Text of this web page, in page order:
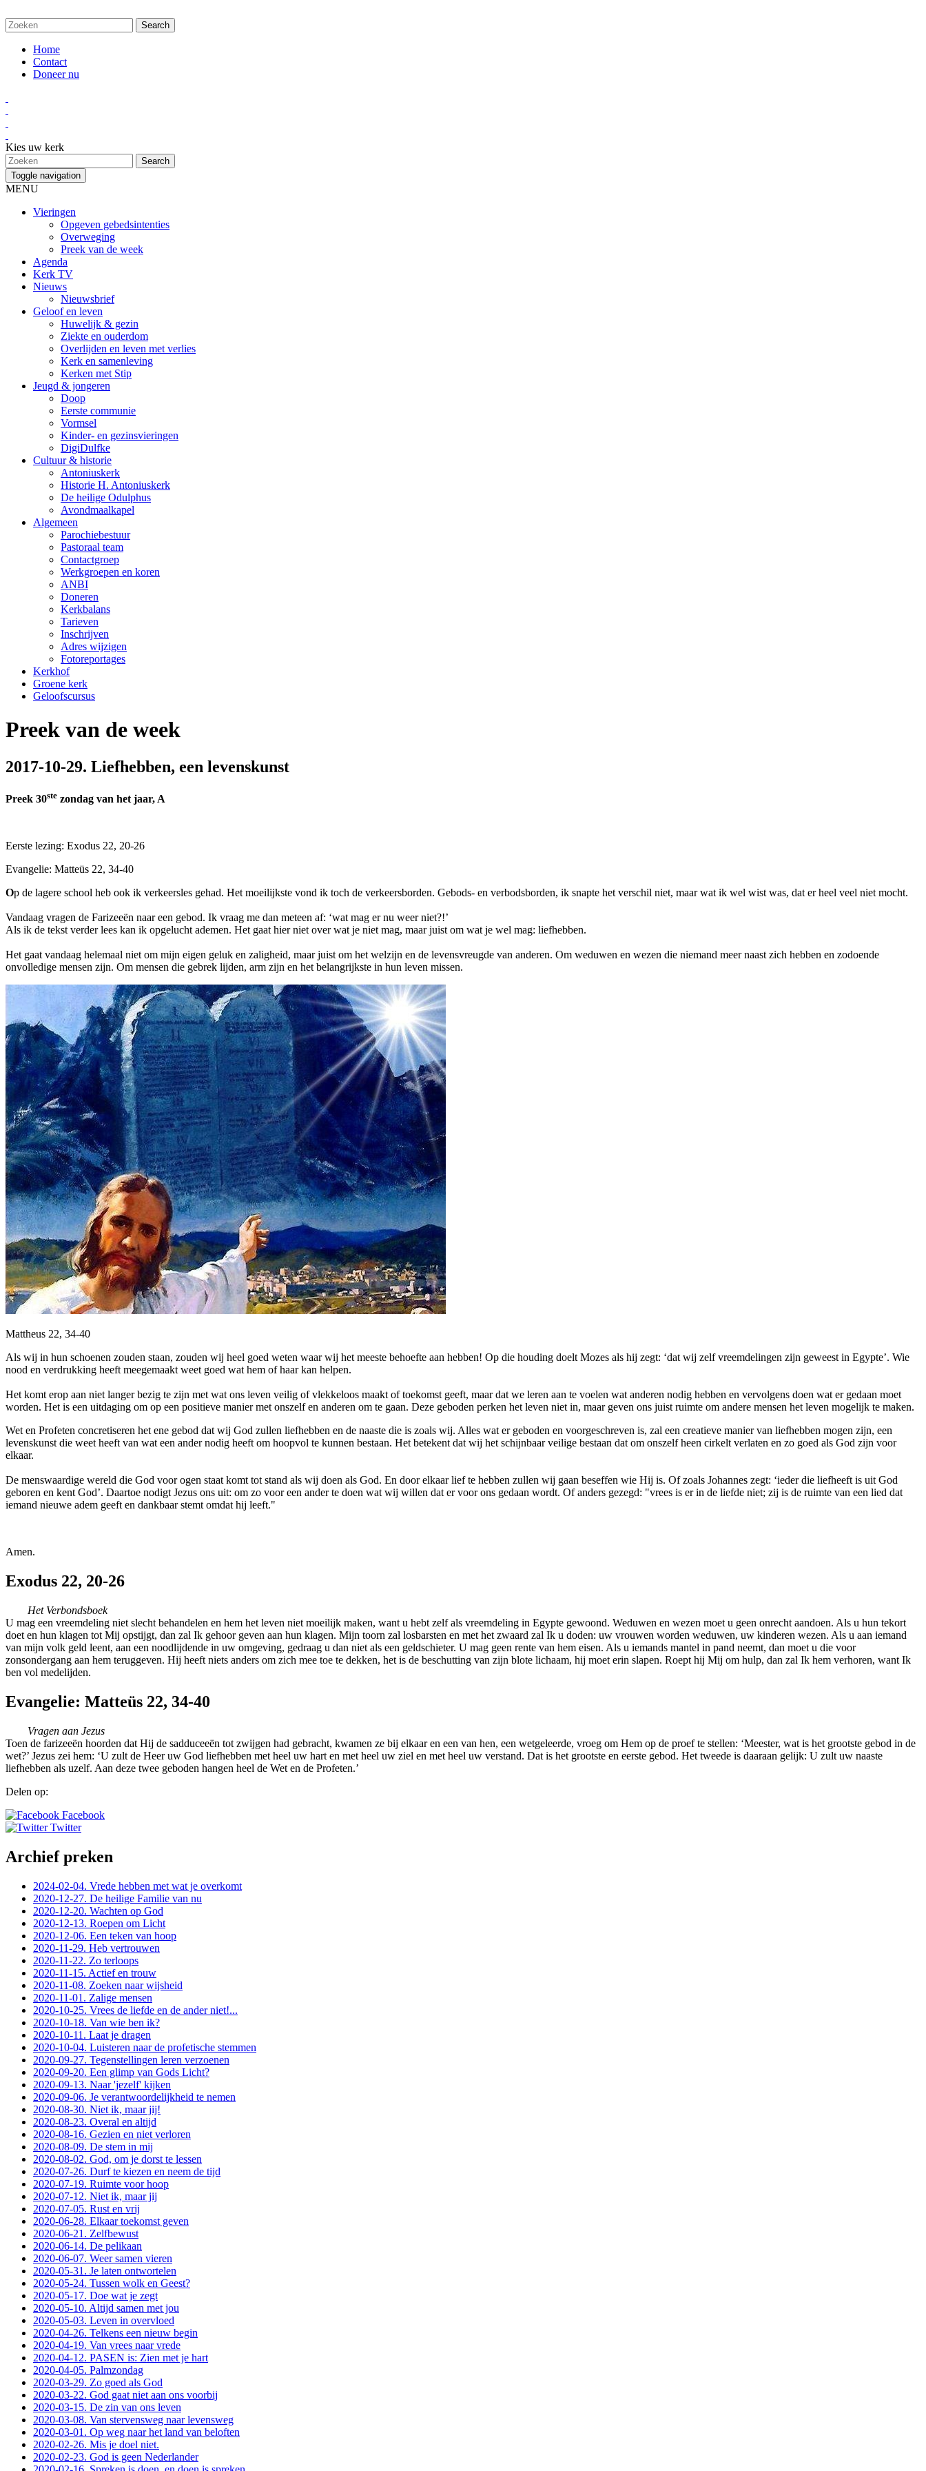
Home
Contact
Doneer nu
Kies uw kerk
Toggle navigation
MENU
Vieringen
Opgeven gebedsintenties
Overweging
Preek van de week
Agenda
Kerk TV
Nieuws
Nieuwsbrief
Geloof en leven
Huwelijk & gezin
Ziekte en ouderdom
Overlijden en leven met verlies
Kerk en samenleving
Kerken met Stip
Jeugd & jongeren
Doop
Eerste communie
Vormsel
Kinder- en gezinsvieringen
DigiDulfke
Cultuur & historie
Antoniuskerk
Historie H. Antoniuskerk
De heilige Odulphus
Avondmaalkapel
Algemeen
Parochiebestuur
Pastoraal team
Contactgroep
Werkgroepen en koren
ANBI
Doneren
Kerkbalans
Tarieven
Inschrijven
Adres wijzigen
Fotoreportages
Kerkhof
Groene kerk
Geloofscursus
Preek van de week
2017-10-29. Liefhebben, een levenskunst
Preek 30ste zondag van het jaar, A
Eerste lezing: Exodus 22, 20-26
Evangelie: Matteüs 22, 34-40
Op de lagere school heb ook ik verkeersles gehad. Het moeilijkste vond ik toch de verkeersborden. Gebods- en verbodsborden, ik snapte het verschil niet, maar wat ik wel wist was, dat er heel veel niet mocht.
Vandaag vragen de Farizeeën naar een gebod. Ik vraag me dan meteen af: ‘wat mag er nu weer niet?!’
Als ik de tekst verder lees kan ik opgelucht ademen. Het gaat hier niet over wat je niet mag, maar juist om wat je wel mag: liefhebben.
Het gaat vandaag helemaal niet om mijn eigen geluk en zaligheid, maar juist om het welzijn en de levensvreugde van anderen. Om weduwen en wezen die niemand meer naast zich hebben en zodoende
onvolledige mensen zijn. Om mensen die gebrek lijden, arm zijn en het belangrijkste in hun leven missen.
Mattheus 22, 34-40
Als wij in hun schoenen zouden staan, zouden wij heel goed weten waar wij het meeste behoefte aan hebben! Op die houding doelt Mozes als hij zegt: ‘dat wij zelf vreemdelingen zijn geweest in Egypte’. Wie
nood en verdrukking heeft meegemaakt weet goed wat hem of haar kan helpen.
Het komt erop aan niet langer bezig te zijn met wat ons leven veilig of vlekkeloos maakt of toekomst geeft, maar dat we leren aan te voelen wat anderen nodig hebben en vervolgens doen wat er gedaan moet
worden. Het is een uitdaging om op een positieve manier met onszelf en anderen om te gaan. Deze geboden perken het leven niet in, maar geven ons juist ruimte om andere mensen het leven mogelijk te maken.
Wet en Profeten concretiseren het ene gebod dat wij God zullen liefhebben en de naaste die is zoals wij. Alles wat er geboden en voorgeschreven is, zal een creatieve manier van liefhebben mogen zijn, een
levenskunst die weet heeft van wat een ander nodig heeft om hoopvol te kunnen bestaan. Het betekent dat wij het schijnbaar veilige bestaan dat om onszelf heen cirkelt verlaten en zo goed als God zijn voor
elkaar.
De menswaardige wereld die God voor ogen staat komt tot stand als wij doen als God. En door elkaar lief te hebben zullen wij gaan beseffen wie Hij is. Of zoals Johannes zegt: ‘ieder die liefheeft is uit God
geboren en kent God’. Daartoe nodigt Jezus ons uit: om zo voor een ander te doen wat wij willen dat er voor ons gedaan wordt. Of anders gezegd: "vrees is er in de liefde niet; zij is de ruimte van een lied dat
iemand nieuwe adem geeft en dankbaar stemt omdat hij leeft."
Amen.
Exodus 22, 20-26
Het Verbondsboek
U mag een vreemdeling niet slecht behandelen en hem het leven niet moeilijk maken, want u hebt zelf als vreemdeling in Egypte gewoond. Weduwen en wezen moet u geen onrecht aandoen. Als u hun tekort
doet en hun klagen tot Mij opstijgt, dan zal Ik gehoor geven aan hun klagen. Mijn toorn zal losbarsten en met het zwaard zal Ik u doden: uw vrouwen worden weduwen, uw kinderen wezen. Als u aan iemand
van mijn volk geld leent, aan een noodlijdende in uw omgeving, gedraag u dan niet als een geldschieter. U mag geen rente van hem eisen. Als u iemands mantel in pand neemt, dan moet u die voor
zonsondergang aan hem teruggeven. Hij heeft niets anders om zich mee toe te dekken, het is de beschutting van zijn blote lichaam, hij moet erin slapen. Roept hij Mij om hulp, dan zal Ik hem verhoren, want Ik
ben vol medelijden.
Evangelie: Matteüs 22, 34-40
Vragen aan Jezus
Toen de farizeeën hoorden dat Hij de sadduceeën tot zwijgen had gebracht, kwamen ze bij elkaar en een van hen, een wetgeleerde, vroeg om Hem op de proef te stellen: ‘Meester, wat is het grootste gebod in de
wet?’ Jezus zei hem: ‘U zult de Heer uw God liefhebben met heel uw hart en met heel uw ziel en met heel uw verstand. Dat is het grootste en eerste gebod. Het tweede is daaraan gelijk: U zult uw naaste
liefhebben als uzelf. Aan deze twee geboden hangen heel de Wet en de Profeten.’
Delen op:
Facebook
Twitter
Archief preken
2024-02-04. Vrede hebben met wat je overkomt
2020-12-27. De heilige Familie van nu
2020-12-20. Wachten op God
2020-12-13. Roepen om Licht
2020-12-06. Een teken van hoop
2020-11-29. Heb vertrouwen
2020-11-22. Zo terloops
2020-11-15. Actief en trouw
2020-11-08. Zoeken naar wijsheid
2020-11-01. Zalige mensen
2020-10-25. Vrees de liefde en de ander niet!...
2020-10-18. Van wie ben ik?
2020-10-11. Laat je dragen
2020-10-04. Luisteren naar de profetische stemmen
2020-09-27. Tegenstellingen leren verzoenen
2020-09-20. Een glimp van Gods Licht?
2020-09-13. Naar 'jezelf' kijken
2020-09-06. Je verantwoordelijkheid te nemen
2020-08-30. Niet ik, maar jij!
2020-08-23. Overal en altijd
2020-08-16. Gezien en niet verloren
2020-08-09. De stem in mij
2020-08-02. God, om je dorst te lessen
2020-07-26. Durf te kiezen en neem de tijd
2020-07-19. Ruimte voor hoop
2020-07-12. Niet ik, maar jij
2020-07-05. Rust en vrij
2020-06-28. Elkaar toekomst geven
2020-06-21. Zelfbewust
2020-06-14. De pelikaan
2020-06-07. Weer samen vieren
2020-05-31. Je laten ontwortelen
2020-05-24. Tussen wolk en Geest?
2020-05-17. Doe wat je zegt
2020-05-10. Altijd samen met jou
2020-05-03. Leven in overvloed
2020-04-26. Telkens een nieuw begin
2020-04-19. Van vrees naar vrede
2020-04-12. PASEN is: Zien met je hart
2020-04-05. Palmzondag
2020-03-29. Zo goed als God
2020-03-22. God gaat niet aan ons voorbij
2020-03-15. De zin van ons leven
2020-03-08. Van stervensweg naar levensweg
2020-03-01. Op weg naar het land van beloften
2020-02-26. Mis je doel niet.
2020-02-23. God is geen Nederlander